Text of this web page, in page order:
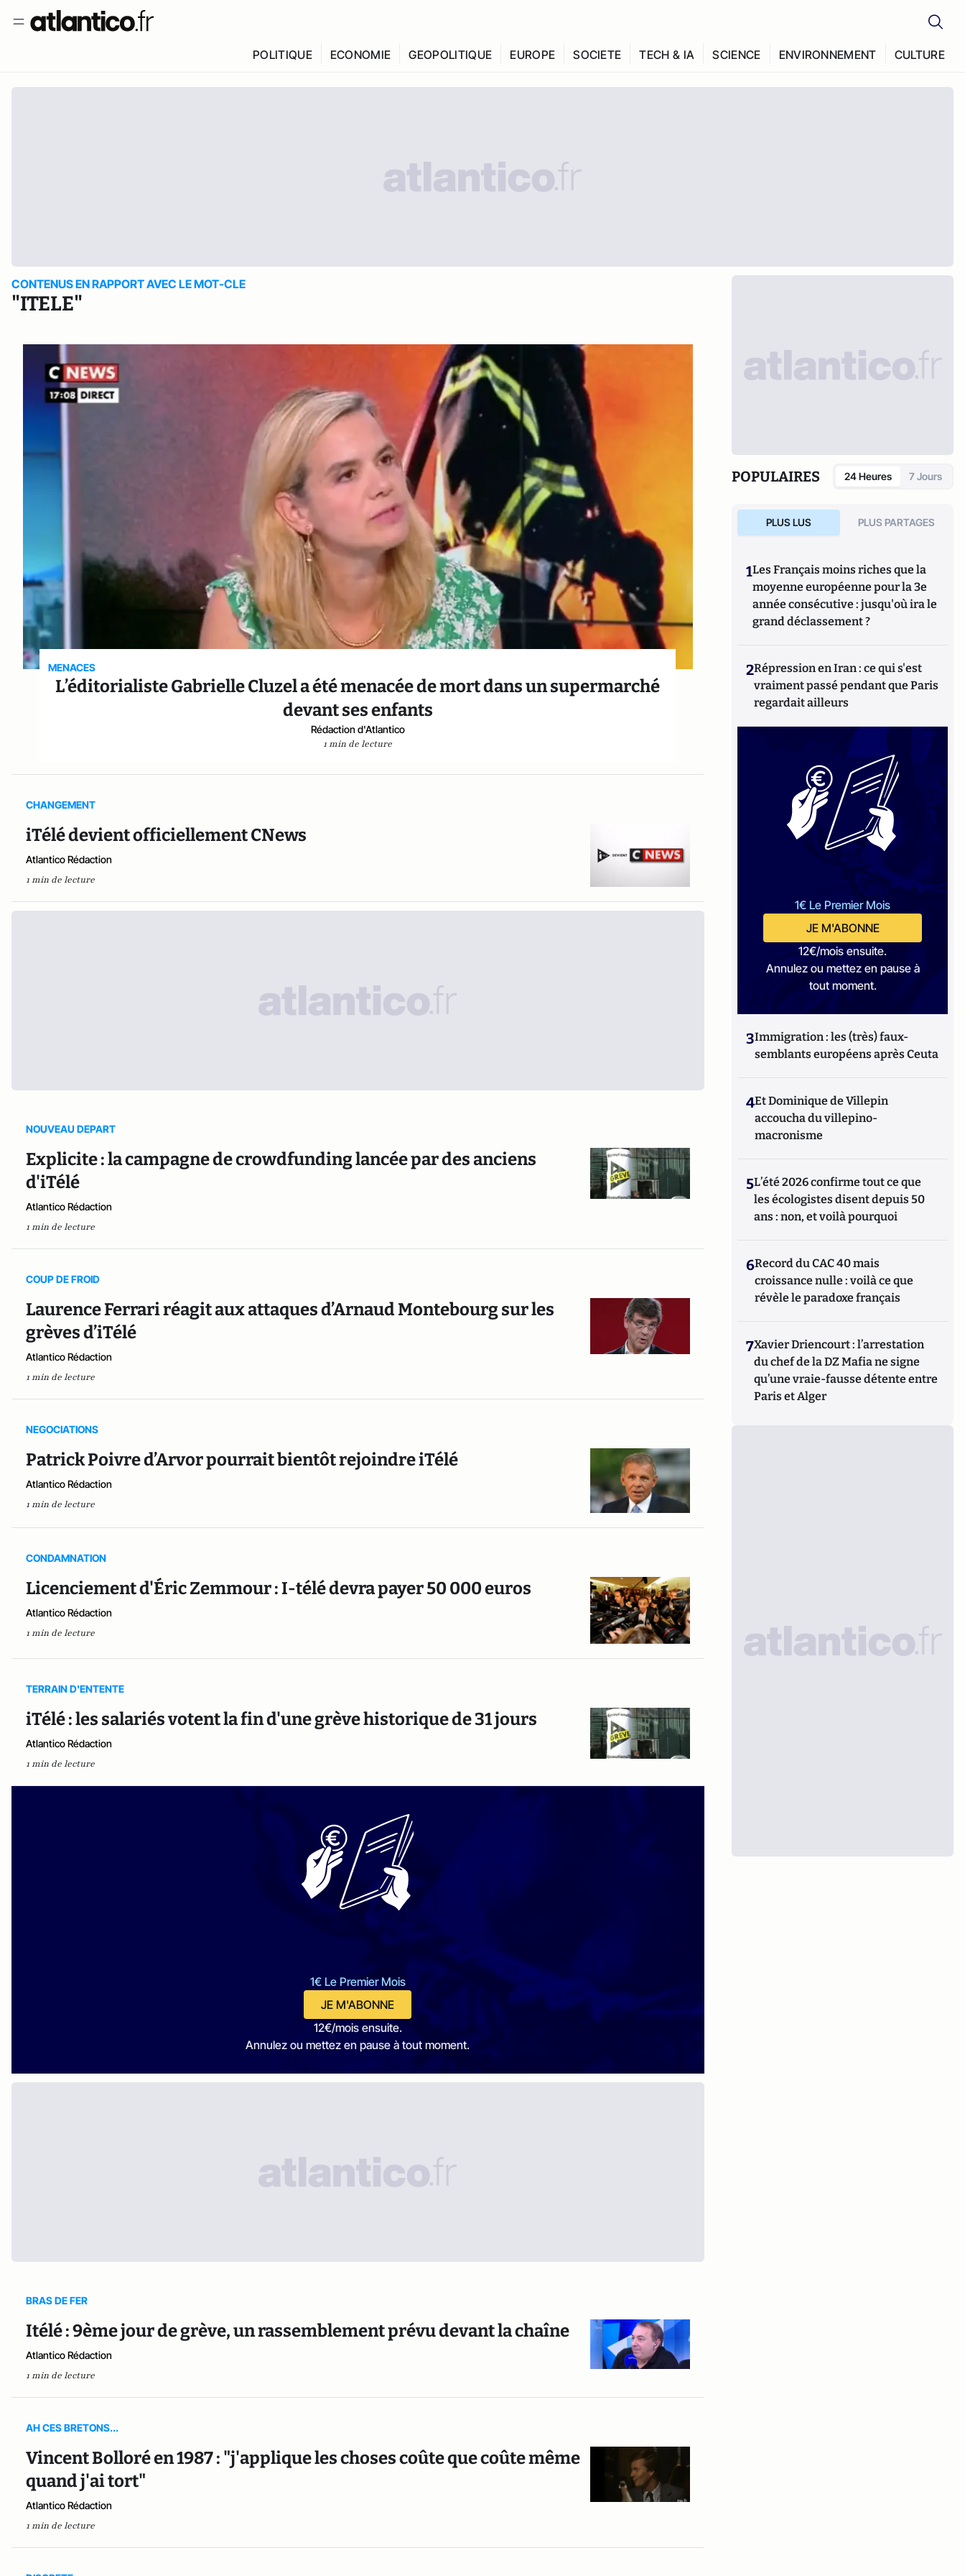
POLITIQUE ECONOMIE GEOPOLITIQUE EUROPE SOCIETE TECH & IA SCIENCE ENVIRONNEMENT CULTURE
CONTENUS EN RAPPORT AVEC LE MOT-CLE
"ITELE"
MENACES
L’éditorialiste Gabrielle Cluzel a été menacée de mort dans un supermarché
devant ses enfants
Rédaction d'Atlantico
1 min de lecture
CHANGEMENT
iTélé devient officiellement CNews
Atlantico Rédaction
1 min de lecture
NOUVEAU DEPART
Explicite : la campagne de crowdfunding lancée par des anciens
d'iTélé
Atlantico Rédaction
1 min de lecture
COUP DE FROID
Laurence Ferrari réagit aux attaques d’Arnaud Montebourg sur les
grèves d’iTélé
Atlantico Rédaction
1 min de lecture
NEGOCIATIONS
Patrick Poivre d’Arvor pourrait bientôt rejoindre iTélé
Atlantico Rédaction
1 min de lecture
CONDAMNATION
Licenciement d'Éric Zemmour : I-télé devra payer 50 000 euros
Atlantico Rédaction
1 min de lecture
TERRAIN D'ENTENTE
iTélé : les salariés votent la fin d'une grève historique de 31 jours
Atlantico Rédaction
1 min de lecture
1€ Le Premier Mois
JE M'ABONNE
12€/mois ensuite.
Annulez ou mettez en pause à tout moment.
BRAS DE FER
Itélé : 9ème jour de grève, un rassemblement prévu devant la chaîne
Atlantico Rédaction
1 min de lecture
AH CES BRETONS...
Vincent Bolloré en 1987 : "j'applique les choses coûte que coûte même
quand j'ai tort"
Atlantico Rédaction
1 min de lecture
POPULAIRES 24 Heures 7 Jours
PLUS LUS PLUS PARTAGES
1Les Français moins riches que la
moyenne européenne pour la 3e
année consécutive : jusqu'où ira le
grand déclassement ?
2Répression en Iran : ce qui s'est
vraiment passé pendant que Paris
regardait ailleurs
1€ Le Premier Mois
JE M'ABONNE
12€/mois ensuite.
Annulez ou mettez en pause à
tout moment.
3Immigration : les (très) faux-
semblants européens après Ceuta
4Et Dominique de Villepin
accoucha du villepino-
macronisme
5L’été 2026 confirme tout ce que
les écologistes disent depuis 50
ans : non, et voilà pourquoi
6Record du CAC 40 mais
croissance nulle : voilà ce que
révèle le paradoxe français
7Xavier Driencourt : l’arrestation
du chef de la DZ Mafia ne signe
qu’une vraie-fausse détente entre
Paris et Alger